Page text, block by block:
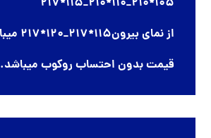
از نمای بیرون115*217_120*217 میباشد.
قیمت بدون احتساب روکوب میباشد.